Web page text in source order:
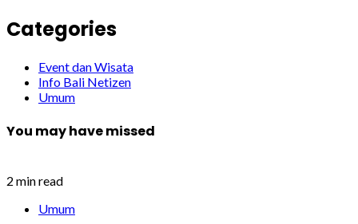
Categories
Event dan Wisata
Info Bali Netizen
Umum
You may have missed
2 min read
Umum